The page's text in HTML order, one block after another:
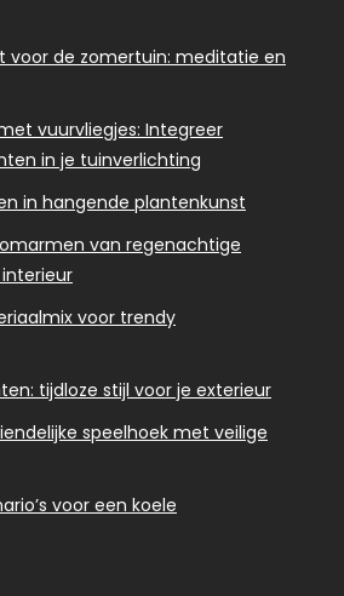
voor de zomertuin: meditatie en
vuurvliegjes: Integreer
in je tuinverlichting
in hangende plantenkunst
van regenachtige
voor trendy
tijdloze stijl voor je exterieur
speelhoek met veilige
voor een koele